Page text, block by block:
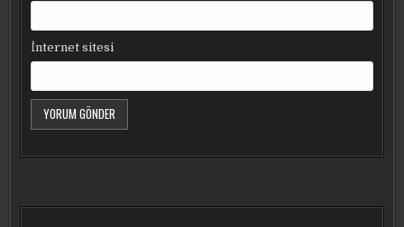
İnternet sitesi